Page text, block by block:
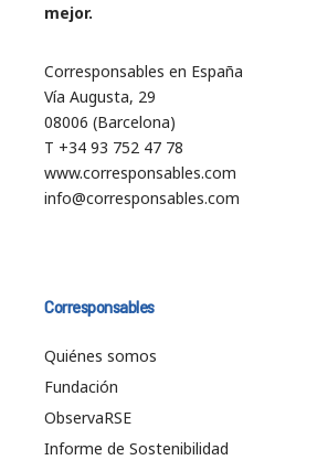
mejor.
Corresponsables en España
Vía Augusta, 29
08006 (Barcelona)
T +34 93 752 47 78
www.corresponsables.com
info@corresponsables.com
Corresponsables
Quiénes somos
Fundación
ObservaRSE
Informe de Sostenibilidad